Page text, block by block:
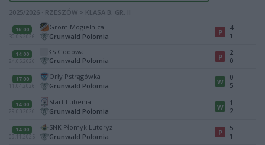
2025/2026 · RZESZÓW > KLASA B, GR. II
16:00
30.05.2026
Grom Mogielnica
Grunwald Połomia
P
4
1
14:00
24.05.2026
KS Godowa
Grunwald Połomia
P
2
0
17:00
11.04.2026
Orły Pstrągówka
Grunwald Połomia
W
0
5
14:00
29.03.2026
Start Lubenia
Grunwald Połomia
W
1
2
14:00
09.11.2025
SNK Płomyk Lutoryż
Grunwald Połomia
P
5
1